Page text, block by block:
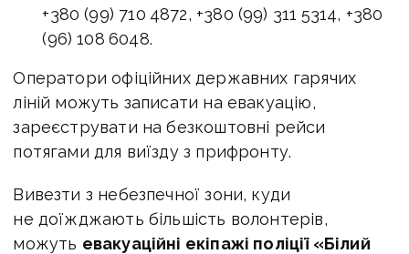
+380 (99) 710 4872, +380 (99) 311 5314, +380
(96) 108 6048.
Оператори офіційних державних гарячих
ліній можуть записати на евакуацію,
зареєструвати на безкоштовні рейси
потягами для виїзду з прифронту.
Вивезти з небезпечної зони, куди
не доїжджають більшість волонтерів,
можуть евакуаційні екіпажі поліції «Білий